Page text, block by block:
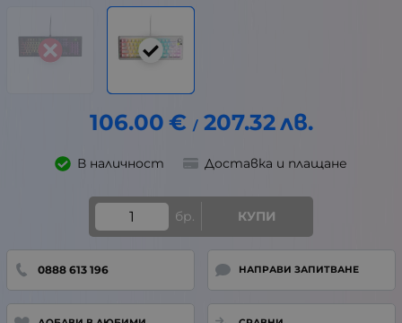
106.00 € / 207.32лв.
В наличност Доставка и плащане
бр. КУПИ
0888 613 196 НАПРАВИ ЗАПИТВАНЕ